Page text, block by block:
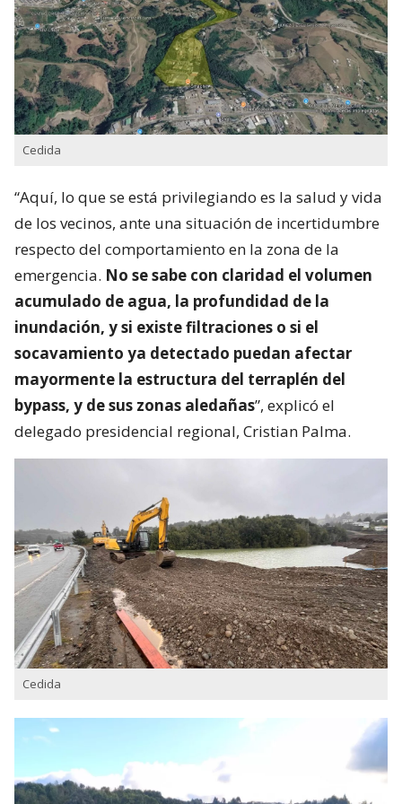
Cedida
“Aquí, lo que se está privilegiando es la salud y vida
de los vecinos, ante una situación de incertidumbre
respecto del comportamiento en la zona de la
emergencia. No se sabe con claridad el volumen
acumulado de agua, la profundidad de la
inundación, y si existe filtraciones o si el
socavamiento ya detectado puedan afectar
mayormente la estructura del terraplén del
bypass, y de sus zonas aledañas”, explicó el
delegado presidencial regional, Cristian Palma.
Cedida